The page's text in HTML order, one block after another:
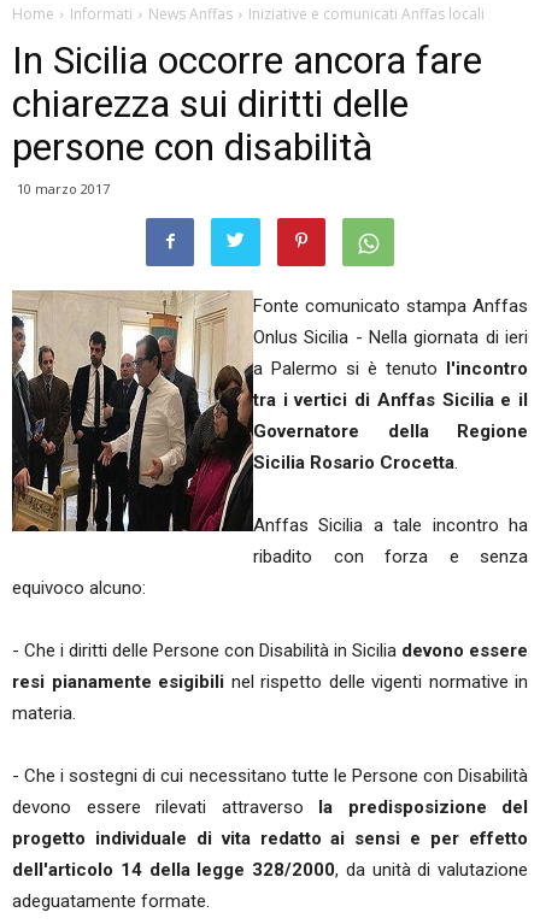
Home Informati News Anffas Iniziative e comunicati Anffas locali
In Sicilia occorre ancora fare
chiarezza sui diritti delle
persone con disabilità
10 marzo 2017
Fonte comunicato stampa Anffas
Onlus Sicilia - Nella giornata di ieri
a Palermo si è tenuto l'incontro
tra i vertici di Anffas Sicilia e il
Governatore della Regione
Sicilia Rosario Crocetta.
Anffas Sicilia a tale incontro ha
ribadito con forza e senza
equivoco alcuno:
- Che i diritti delle Persone con Disabilità in Sicilia devono essere
resi pianamente esigibili nel rispetto delle vigenti normative in
materia.
- Che i sostegni di cui necessitano tutte le Persone con Disabilità
devono essere rilevati attraverso la predisposizione del
progetto individuale di vita redatto ai sensi e per effetto
dell'articolo 14 della legge 328/2000, da unità di valutazione
adeguatamente formate.